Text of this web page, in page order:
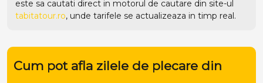
este sa cautati direct in motorul de cautare din site-ul
tabitatour.ro, unde tarifele se actualizeaza in timp real.
Cum pot afla zilele de plecare din